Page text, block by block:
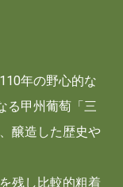
年の野心的な
る甲州葡萄「三
醸造した歴史や
残し比較的粗着